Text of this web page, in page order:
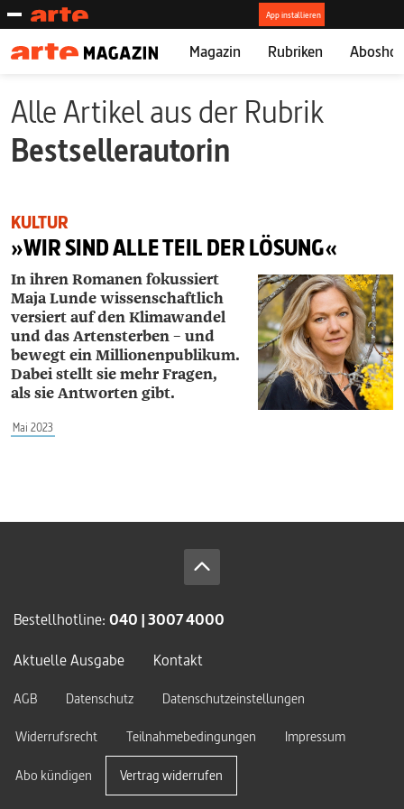
Magazin Rubriken
Alle Artikel aus der Rubrik
Bestsellerautorin
KULTUR
»WIR SIND ALLE TEIL DER LÖSUNG«
In ihren Romanen fokussiert
Maja Lunde wissen­schaftlich
versiert auf den Klimawandel
und das Artensterben – und
bewegt ein Millionenpublikum.
Dabei stellt sie mehr Fragen,
als sie Antworten gibt.
Mai 2023
Bestellhotline: 040 | 3007 4000
Aktuelle Ausgabe
Kontakt
AGB Datenschutz
Datenschutzeinstellungen
Widerrufsrecht
Teilnahmebedingungen Impressum
Abo kündigen Vertrag widerrufen